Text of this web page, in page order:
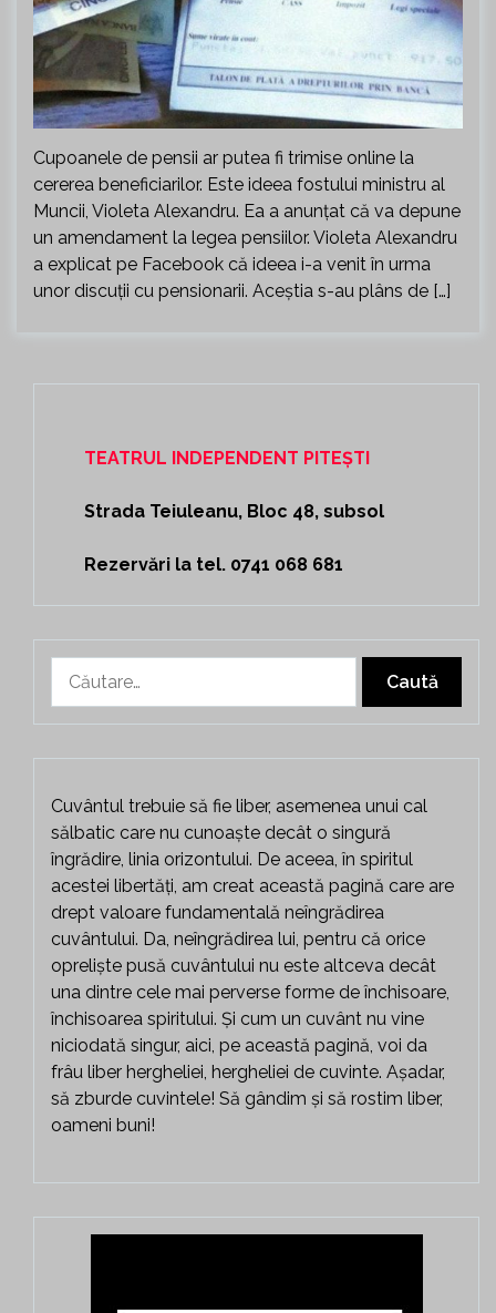
Cupoanele de pensii ar putea fi trimise online la
cererea beneficiarilor. Este ideea fostului ministru al
Muncii, Violeta Alexandru. Ea a anunţat că va depune
un amendament la legea pensiilor. Violeta Alexandru
a explicat pe Facebook că ideea i-a venit în urma
unor discuţii cu pensionarii. Aceștia s-au plâns de […]
TEATRUL INDEPENDENT PITEȘTI
Strada Teiuleanu, Bloc 48, subsol
Rezervări la tel. 0741 068 681
după:
Cuvântul trebuie să fie liber, asemenea unui cal
sălbatic care nu cunoaște decât o singură
îngrădire, linia orizontului. De aceea, în spiritul
acestei libertăți, am creat această pagină care are
drept valoare fundamentală neîngrădirea
cuvântului. Da, neîngrădirea lui, pentru că orice
opreliște pusă cuvântului nu este altceva decât
una dintre cele mai perverse forme de închisoare,
închisoarea spiritului. Și cum un cuvânt nu vine
niciodată singur, aici, pe această pagină, voi da
frâu liber hergheliei, hergheliei de cuvinte. Așadar,
să zburde cuvintele! Să gândim și să rostim liber,
oameni buni!